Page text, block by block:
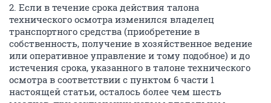
2. Если в течение срока действия талона
технического осмотра изменился владелец
транспортного средства (приобретение в
собственность, получение в хозяйственное ведение
или оперативное управление и тому подобное) и до
истечения срока, указанного в талоне технического
осмотра в соответствии с пунктом 6 части 1
настоящей статьи, осталось более чем шесть